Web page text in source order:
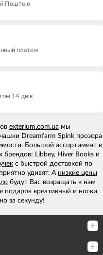
Поштою
платеж
14 днів
exterium.com.ua мы
Dreamfarm Spink прозора
Большой ассортимент в
брендов: Libbey, Hiver Books и
с быстрой доставкой по
удивят. А низкие цены
будут Вас возращать к нам
подарок креативный и носки
за секунду!